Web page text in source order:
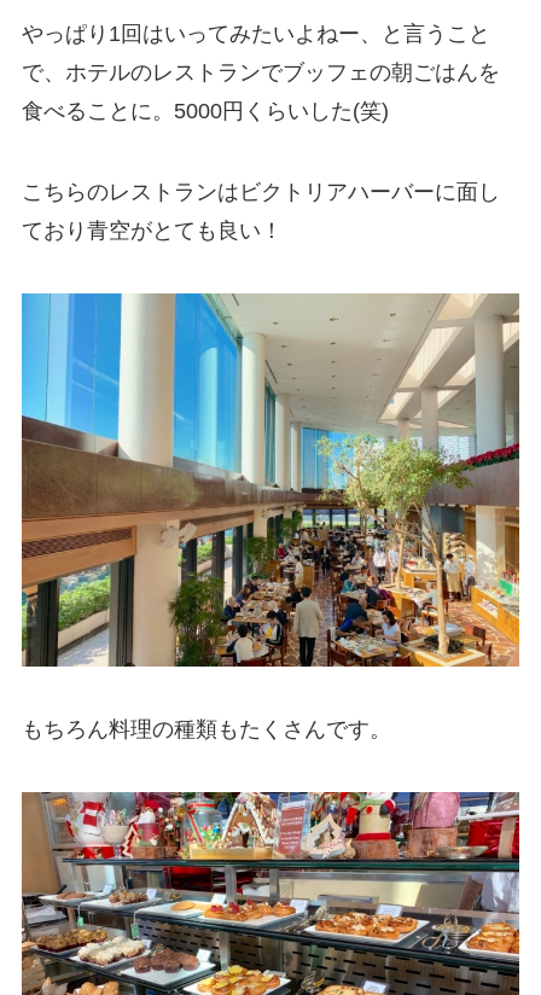
やっぱり1回はいってみたいよねー、と言うこと
で、ホテルのレストランでブッフェの朝ごはんを
食べることに。5000円くらいした(笑)
こちらのレストランはビクトリアハーバーに面し
ており青空がとても良い！
もちろん料理の種類もたくさんです。